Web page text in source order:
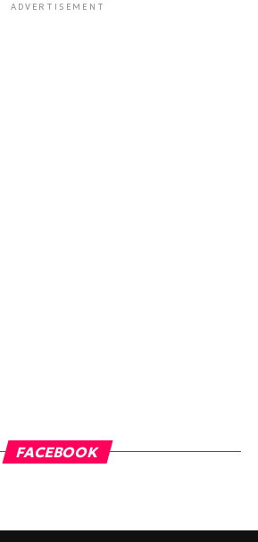
ADVERTISEMENT
FACEBOOK